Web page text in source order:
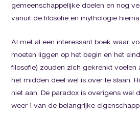
gemeenschappelijke doelen en nog
vanuit de filosofie en mythologie
Al met al een interessant boek waar
moeten liggen op het begin en het
filosofie) zouden zich gekrenkt
het midden deel wel is over te slaan.
niet aan. De paradox is overigens wel
weer 1 van de belangrijke